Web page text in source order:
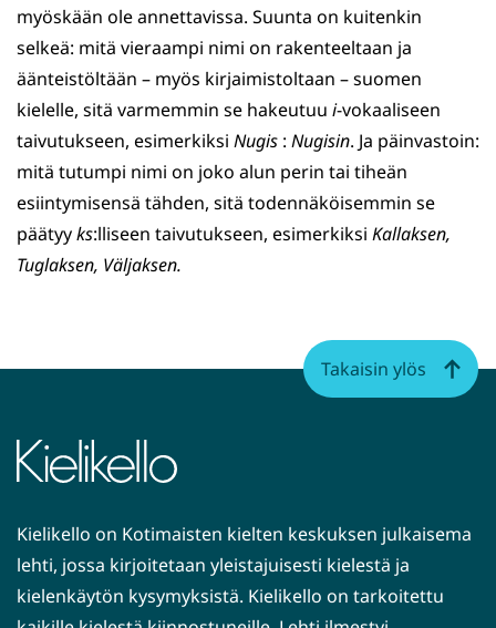
myöskään ole annettavissa. Suunta on kuitenkin
selkeä: mitä vieraampi nimi on rakenteeltaan ja
äänteistöltään – myös kirjaimistoltaan – suomen
kielelle, sitä varmemmin se hakeutuu i-vokaaliseen
taivutukseen, esimerkiksi Nugis : Nugisin. Ja päinvastoin:
mitä tutumpi nimi on joko alun perin tai tiheän
esiintymisensä tähden, sitä todennäköisemmin se
päätyyks:lliseen taivutukseen, esimerkiksi Kallaksen,
Tuglaksen, Väljaksen.
Kielikello on Kotimaisten kielten keskuksen julkaisema
lehti, jossa kirjoitetaan yleistajuisesti kielestä ja
kielenkäytön kysymyksistä. Kielikello on tarkoitettu
Takaisin ylös